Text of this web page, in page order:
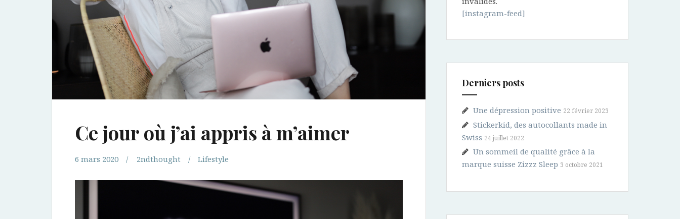
Ce jour où j’ai appris à m’aimer
6 mars 2020 2ndthought Lifestyle
[instagram-feed]
Derniers posts
Une dépression positive 22 février 2023
Stickerkid, des autocollants made in
Swiss 24 juillet 2022
Un sommeil de qualité grâce à la
marque suisse Zizzz Sleep 3 octobre 2021